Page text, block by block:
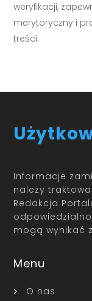
weryfikacji,
merytoryczny i
treści.
Informacje
należy
Redakcja
mogą wynikać
Menu
O nas